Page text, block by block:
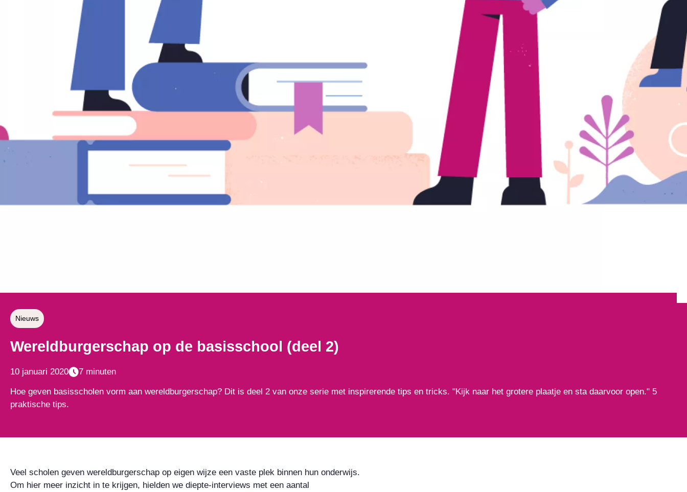
Nieuws
Wereldburgerschap op de basisschool (deel 2)
10 januari 2020 7 minuten
Hoe geven basisscholen vorm aan wereldburgerschap? Dit is deel 2 van onze serie met inspirerende tips en tricks. "Kijk naar het grotere plaatje en sta daarvoor open." 5
praktische tips.
Veel scholen geven wereldburgerschap op eigen wijze een vaste plek binnen hun onderwijs.
Om hier meer inzicht in te krijgen, hielden we diepte-interviews met een aantal